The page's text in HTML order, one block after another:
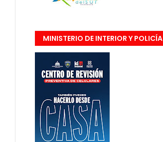
MINISTERIO DE INTERIOR Y POLICÍA